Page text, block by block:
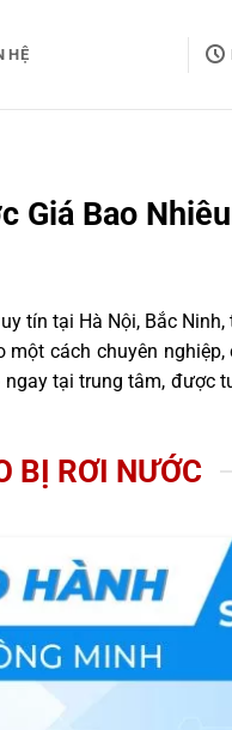
HỆ
Giá Bao
tín tại Hà Nội, Bắc
cách chuyên
tại trung tâm, được
BỊ RƠI NƯỚC